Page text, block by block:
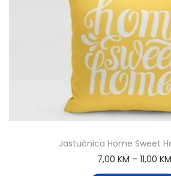
Jastučnica Home Sweet
7,00 KM – 11,00 KM